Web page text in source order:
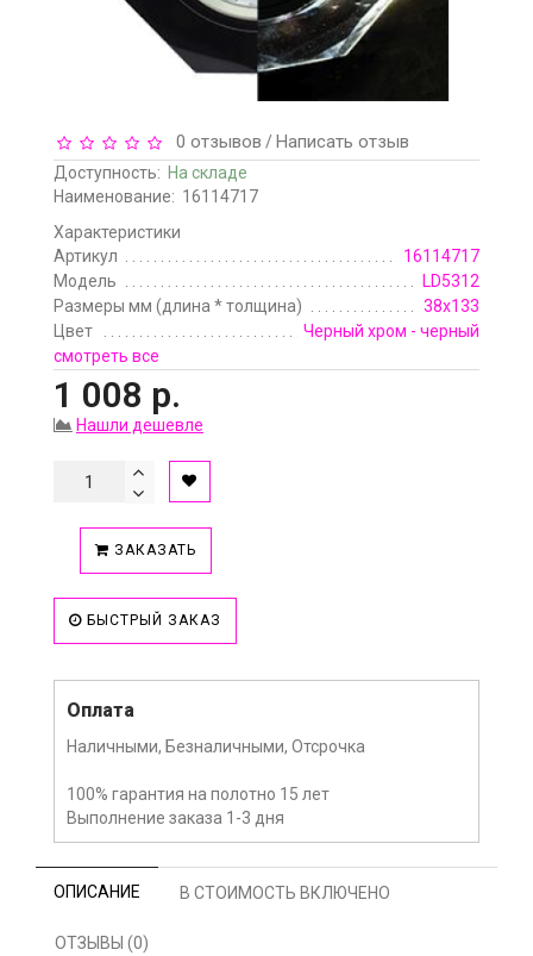
0 отзывов /Написать отзыв
Доступность: На складе
Наименование: 16114717
Характеристики
Артикул
16114717
Модель
LD5312
Размеры мм (длина * толщина)
38х133
Цвет
Черный хром - черный
смотреть все
1 008 р.
Нашли дешевле
ЗАКАЗАТЬ
БЫСТРЫЙ ЗАКАЗ
Оплата
Наличными, Безналичными, Отсрочка
100% гарантия на полотно 15 лет
Выполнение заказа 1-3 дня
ОПИСАНИЕ В СТОИМОСТЬ ВКЛЮЧЕНО
ОТЗЫВЫ (0)